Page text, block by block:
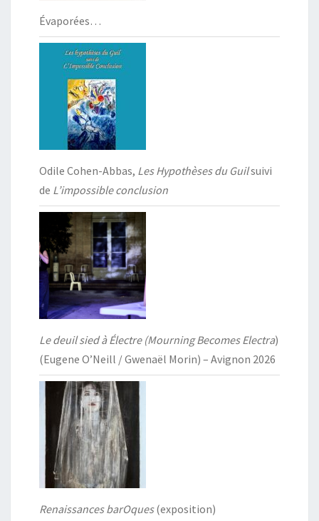
Évaporées…
Odile Cohen-Abbas, Les Hypothèses du Guilsuivi
de L’impossible conclusion
Le deuil sied à Électre (Mourning Becomes Electra)
(Eugene O’Neill / Gwenaël Morin) – Avignon 2026
Renaissances barOques(exposition)